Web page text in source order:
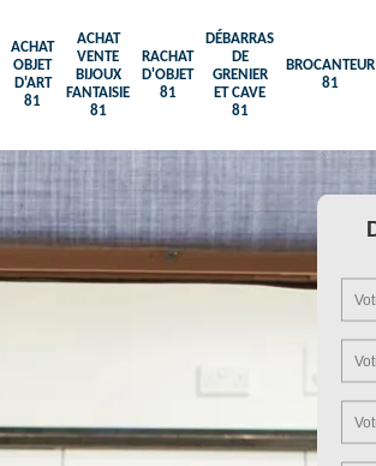
ACHAT
OBJET
D'ART
81
ACHAT
VENTE
BIJOUX
FANTAISIE
81
RACHAT
D'OBJET
81
DÉBARRAS
DE
GRENIER
ET CAVE
81
BROCANTEUR
81